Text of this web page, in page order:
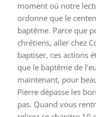
moment où notre
ordonne que le
baptême. Parce que
chrétiens, aller chez
baptiser, ces actions
que le baptême de
maintenant, pour
Pierre dépasse les
pas. Quand vous